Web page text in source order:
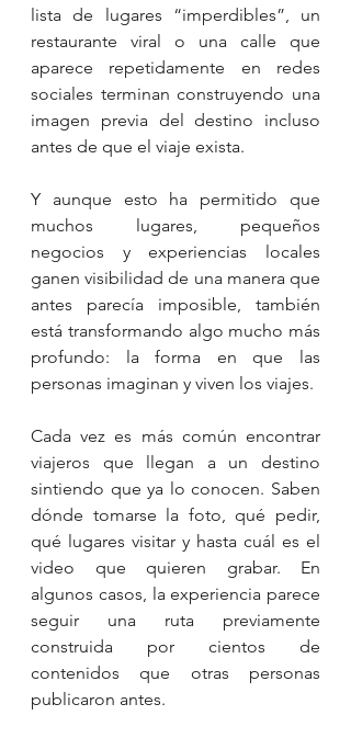
lista de lugares “imperdibles”, un
restaurante viral o una calle que
aparece repetidamente en redes
sociales terminan construyendo una
imagen previa del destino incluso
antes de que el viaje exista.
Y aunque esto ha permitido que
muchos lugares, pequeños
negocios y experiencias locales
ganen visibilidad de una manera que
antes parecía imposible, también
está transformando algo mucho más
profundo: la forma en que las
personas imaginan y viven los viajes.
Cada vez es más común encontrar
viajeros que llegan a un destino
sintiendo que ya lo conocen. Saben
dónde tomarse la foto, qué pedir,
qué lugares visitar y hasta cuál es el
video que quieren grabar. En
algunos casos, la experiencia parece
seguir una ruta previamente
construida por cientos de
contenidos que otras personas
publicaron antes.